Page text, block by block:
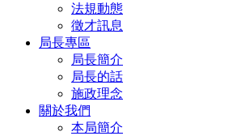
法規動態
徵才訊息
局長專區
局長簡介
局長的話
施政理念
關於我們
本局簡介